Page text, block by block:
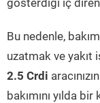
gösterdiği iç
Bu nedenle,
uzatmak ve yakıt
2.5 Crdi
bakımını yılda